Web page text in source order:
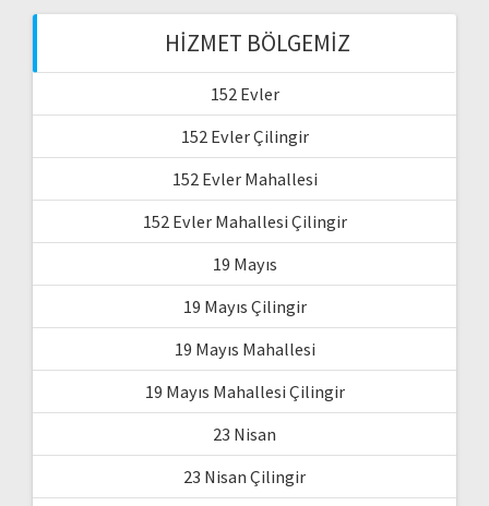
HIZMET BÖLGEMIZ
152 Evler
152 Evler Çilingir
152 Evler Mahallesi
152 Evler Mahallesi Çilingir
19 Mayıs
19 Mayıs Çilingir
19 Mayıs Mahallesi
19 Mayıs Mahallesi Çilingir
23 Nisan
23 Nisan Çilingir